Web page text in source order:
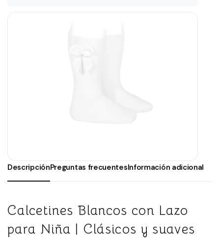
DescripciónPreguntas frecuentesInformación adicional
Calcetines Blancos con Lazo
para Niña | Clásicos y suaves